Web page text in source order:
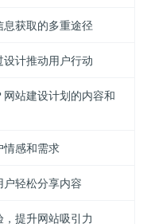
获取的多重途径
计推动用户行动
站建设计划的内容和
情感和需求
轻松分享内容
提升网站吸引力